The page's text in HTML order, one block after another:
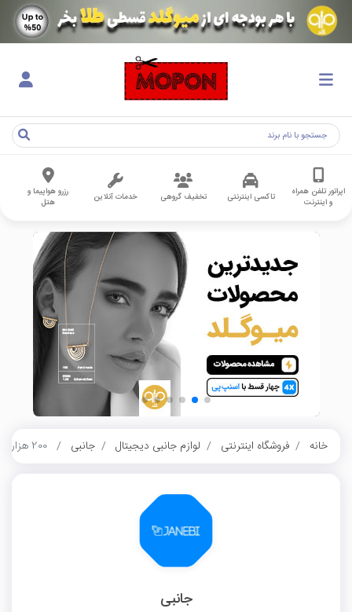
اپراتور تلفن همراه
و اینترنت
تاکسی اینترنتی تخفیف گروهی خدمات آنلاین
رزرو هواپیما و
هتل
خانه فروشگاه اینترنتی لوازم جانبی دیجیتال جانبی
جانبی